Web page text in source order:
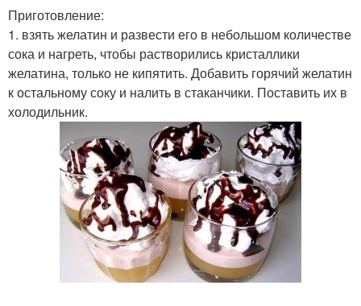
Приготовление:
1. взять желатин и развести его в небольшом количестве
сока и нагреть, чтобы растворились кристаллики
желатина, только не кипятить. Добавить горячий желатин
к остальному соку и налить в стаканчики. Поставить их в
холодильник.